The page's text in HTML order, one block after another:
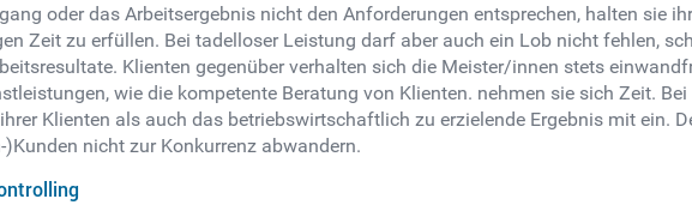
oder das Arbeitsergebnis nicht den Anforderungen entsprechen, halten sie
Zeit zu erfüllen. Bei tadelloser Leistung darf aber auch ein Lob nicht fehlen,
Klienten gegenüber verhalten sich die Meister/innen stets
wie die kompetente Beratung von Klienten. nehmen sie sich Zeit.
Klienten als auch das betriebswirtschaftlich zu erzielende Ergebnis mit ein.
nicht zur Konkurrenz abwandern.